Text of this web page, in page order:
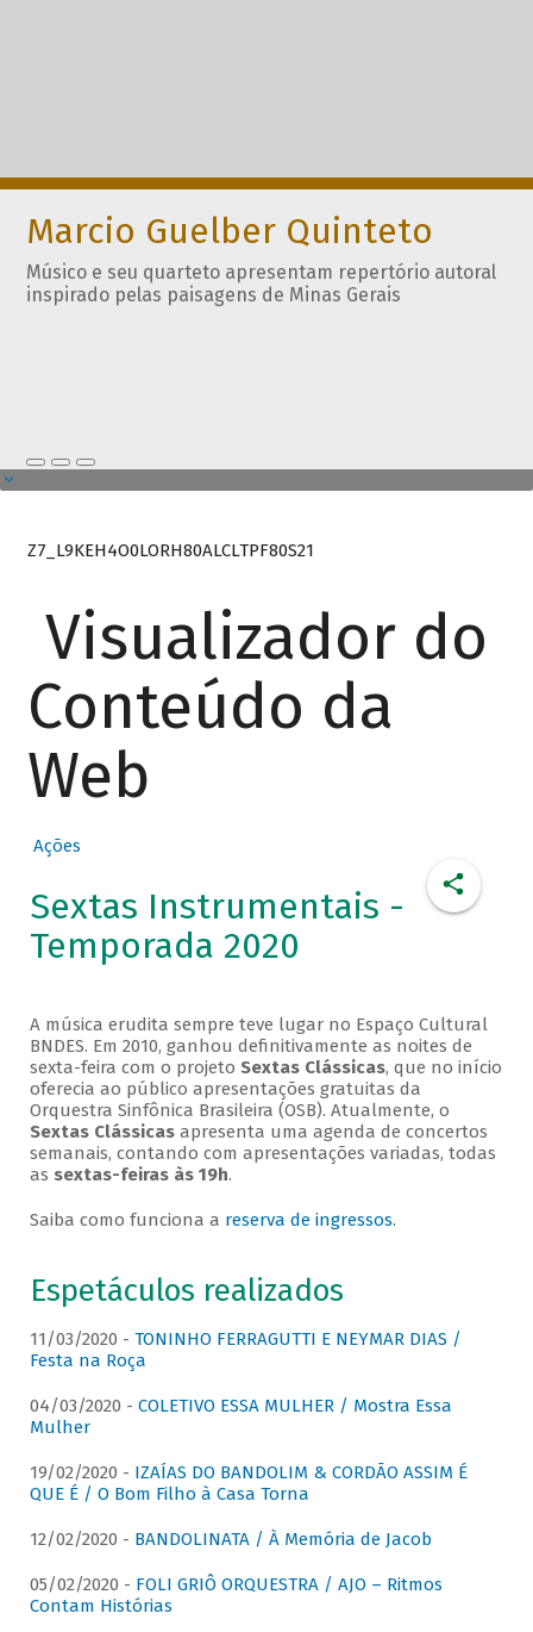
Marcio Guelber Quinteto
Músico e seu quarteto apresentam repertório autoral
inspirado pelas paisagens de Minas Gerais
Z7_L9KEH4O0LORH80ALCLTPF80S21
Visualizador do
Conteúdo da
Web
Ações
Sextas Instrumentais -
Temporada 2020
A música erudita sempre teve lugar no Espaço Cultural
BNDES. Em 2010, ganhou definitivamente as noites de
sexta-feira com o projeto Sextas Clássicas, que no início
oferecia ao público apresentações gratuitas da
Orquestra Sinfônica Brasileira (OSB). Atualmente, o
Sextas Clássicasapresenta uma agenda de concertos
semanais, contando com apresentações variadas, todas
as sextas-feiras às 19h.
Saiba como funciona a reserva de ingressos.
Espetáculos realizados
11/03/2020 - TONINHO FERRAGUTTI E NEYMAR DIAS /
Festa na Roça
04/03/2020 - COLETIVO ESSA MULHER / Mostra Essa
Mulher
19/02/2020 - IZAÍAS DO BANDOLIM & CORDÃO ASSIM É
QUE É / O Bom Filho à Casa Torna
12/02/2020 - BANDOLINATA / À Memória de Jacob
05/02/2020 - FOLI GRIÔ ORQUESTRA / AJO – Ritmos
Contam Histórias